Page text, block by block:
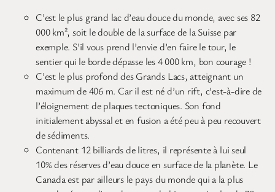
C’est le plus grand lac d’eau douce du monde, avec ses 82
000 km², soit le double de la surface de la Suisse par
exemple. S’il vous prend l’envie d’en faire le tour, le
sentier qui le borde dépasse les 4 000 km, bon courage !
C’est le plus profond des Grands Lacs, atteignant un
maximum de 406 m. Car il est né d’un rift, c’est-à-dire de
l’éloignement de plaques tectoniques. Son fond
initialement abyssal et en fusion a été peu à peu recouvert
de sédiments.
Contenant 12 billiards de litres, il représente à lui seul
10% des réserves d’eau douce en surface de la planète. Le
Canada est par ailleurs le pays du monde qui a la plus